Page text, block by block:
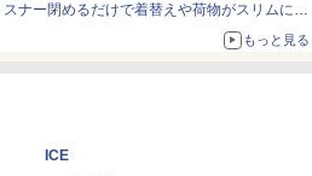
スナー閉めるだけで着替えや荷物がスリムにま
もっと見る
ICE